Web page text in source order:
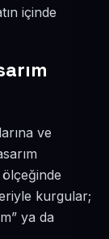
içinde
ve
kurgular;
ya da